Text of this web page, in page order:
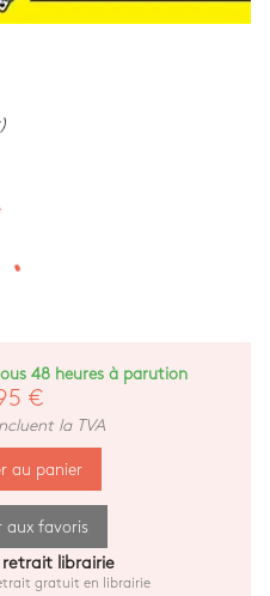
48 heures à parution
€
la TVA
au panier
aux favoris
retrait librairie
gratuit en librairie